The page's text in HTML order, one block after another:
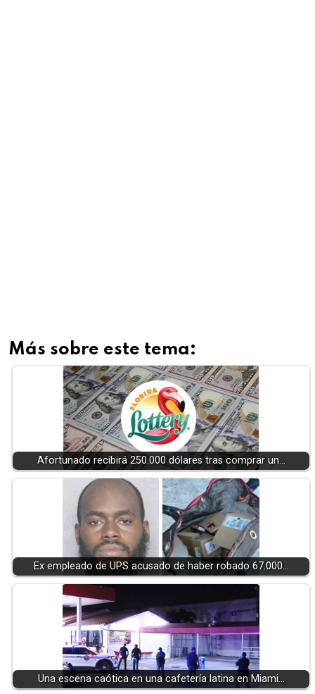
Más sobre este tema:
Afortunado recibirá 250.000 dólares tras comprar un…
Ex empleado de UPS acusado de haber robado 67.000…
Una escena caótica en una cafetería latina en Miami…